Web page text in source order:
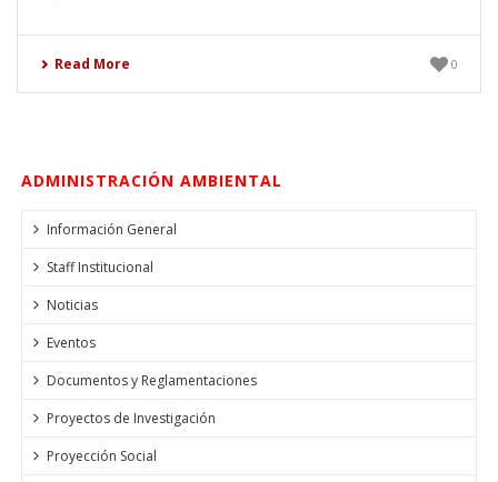
Read More 0
ADMINISTRACIÓN AMBIENTAL
Información General
Staff Institucional
Noticias
Eventos
Documentos y Reglamentaciones
Proyectos de Investigación
Proyección Social